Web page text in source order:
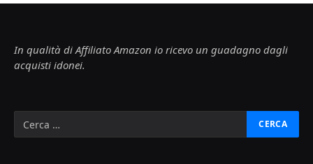
In qualità di Affiliato Amazon io ricevo un guadagno dagli
acquisti idonei.